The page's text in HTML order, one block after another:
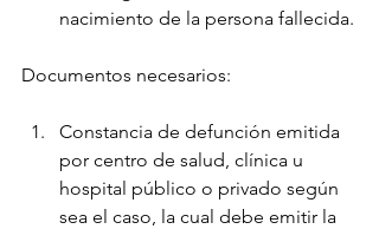
nacimiento de la persona fallecida.
Documentos necesarios:
Constancia de defunción emitida
por centro de salud, clínica u
hospital público o privado según
sea el caso, la cual debe emitir la